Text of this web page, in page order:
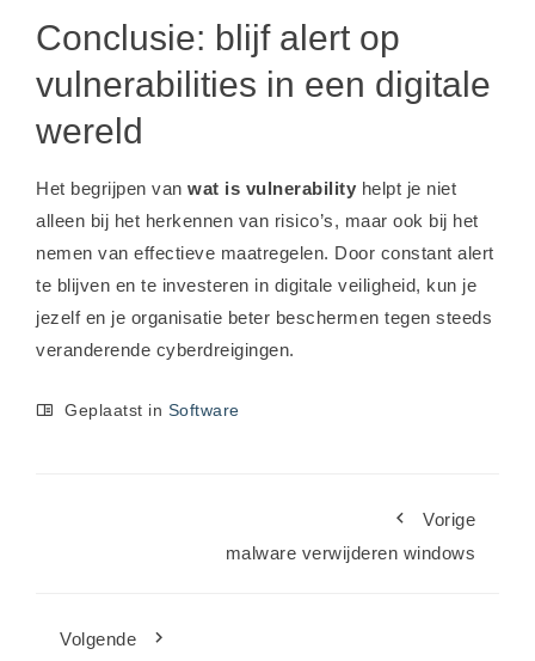
Conclusie: blijf alert op
vulnerabilities in een digitale
wereld
Het begrijpen van wat is vulnerability helpt je niet
alleen bij het herkennen van risico’s, maar ook bij het
nemen van effectieve maatregelen. Door constant alert
te blijven en te investeren in digitale veiligheid, kun je
jezelf en je organisatie beter beschermen tegen steeds
veranderende cyberdreigingen.
Geplaatst in Software
Vorige
malware verwijderen windows
Volgende